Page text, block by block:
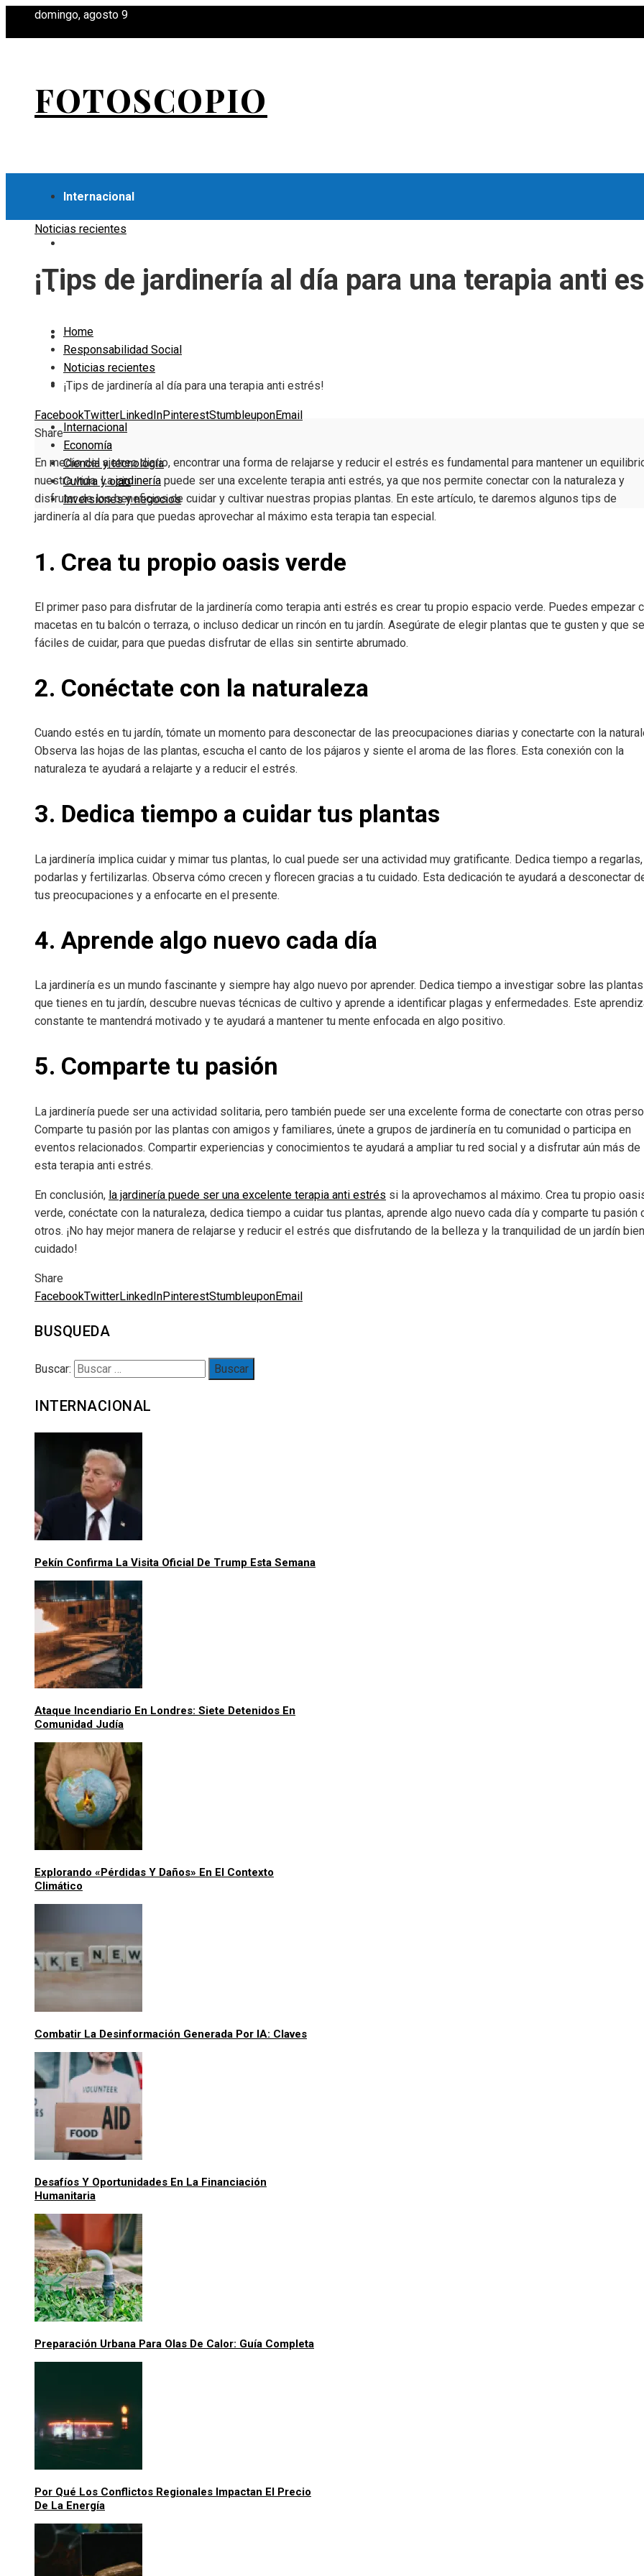
domingo, agosto 9
FOTOSCOPIO
Internacional
Ciencia y tecnología
Cultura y ocio
Inversiones y negocios
Internacional
Economía
Ciencia y tecnología
Cultura y ocio
Inversiones y negocios
Noticias recientes
¡Tips de jardinería al día para una terapia anti
Home
Responsabilidad Social
Noticias recientes
¡Tips de jardinería al día para una terapia anti estrés!
FacebookTwitterLinkedInPinterestStumbleuponEmail
Share
En medio del ajetreo diario, encontrar una forma de relajarse y reducir el estrés es fundamental para mantener un
nuestra vida. Lajardinería puede ser una excelente terapia anti estrés, ya que nos permite conectar con la naturaleza y
disfrutar de los beneficios de cuidar y cultivar nuestras propias plantas. En este artículo, te daremos algunos tips de
jardinería al día para que puedas aprovechar al máximo esta terapia tan especial.
1. Crea tu propio oasis verde
El primer paso para disfrutar de la jardinería como terapia anti estrés es crear tu propio espacio verde. Puedes empezar
macetas en tu balcón o terraza, o incluso dedicar un rincón en tu jardín. Asegúrate de elegir plantas que te gusten y que
fáciles de cuidar, para que puedas disfrutar de ellas sin sentirte abrumado.
2. Conéctate con la naturaleza
Cuando estés en tu jardín, tómate un momento para desconectar de las preocupaciones diarias y conectarte con la
Observa las hojas de las plantas, escucha el canto de los pájaros y siente el aroma de las flores. Esta conexión con la
naturaleza te ayudará a relajarte y a reducir el estrés.
3. Dedica tiempo a cuidar tus plantas
La jardinería implica cuidar y mimar tus plantas, lo cual puede ser una actividad muy gratificante. Dedica tiempo a regarlas,
podarlas y fertilizarlas. Observa cómo crecen y florecen gracias a tu cuidado. Esta dedicación te ayudará a desconectar
tus preocupaciones y a enfocarte en el presente.
4. Aprende algo nuevo cada día
La jardinería es un mundo fascinante y siempre hay algo nuevo por aprender. Dedica tiempo a investigar sobre las plantas
que tienes en tu jardín, descubre nuevas técnicas de cultivo y aprende a identificar plagas y enfermedades. Este
constante te mantendrá motivado y te ayudará a mantener tu mente enfocada en algo positivo.
5. Comparte tu pasión
La jardinería puede ser una actividad solitaria, pero también puede ser una excelente forma de conectarte con otras
Comparte tu pasión por las plantas con amigos y familiares, únete a grupos de jardinería en tu comunidad o participa en
eventos relacionados. Compartir experiencias y conocimientos te ayudará a ampliar tu red social y a disfrutar aún más de
esta terapia anti estrés.
En conclusión, la jardinería puede ser una excelente terapia anti estrés si la aprovechamos al máximo. Crea tu propio
verde, conéctate con la naturaleza, dedica tiempo a cuidar tus plantas, aprende algo nuevo cada día y comparte tu pasión
otros. ¡No hay mejor manera de relajarse y reducir el estrés que disfrutando de la belleza y la tranquilidad de un jardín bien
cuidado!
Share
FacebookTwitterLinkedInPinterestStumbleuponEmail
BUSQUEDA
Buscar:
INTERNACIONAL
Pekín Confirma La Visita Oficial De Trump Esta Semana
Ataque Incendiario En Londres: Siete Detenidos En
Comunidad Judía
Explorando «pérdidas Y Daños» En El Contexto
Climático
Combatir La Desinformación Generada Por IA: Claves
Desafíos Y Oportunidades En La Financiación
Humanitaria
Preparación Urbana Para Olas De Calor: Guía Completa
Por Qué Los Conflictos Regionales Impactan El Precio
De La Energía